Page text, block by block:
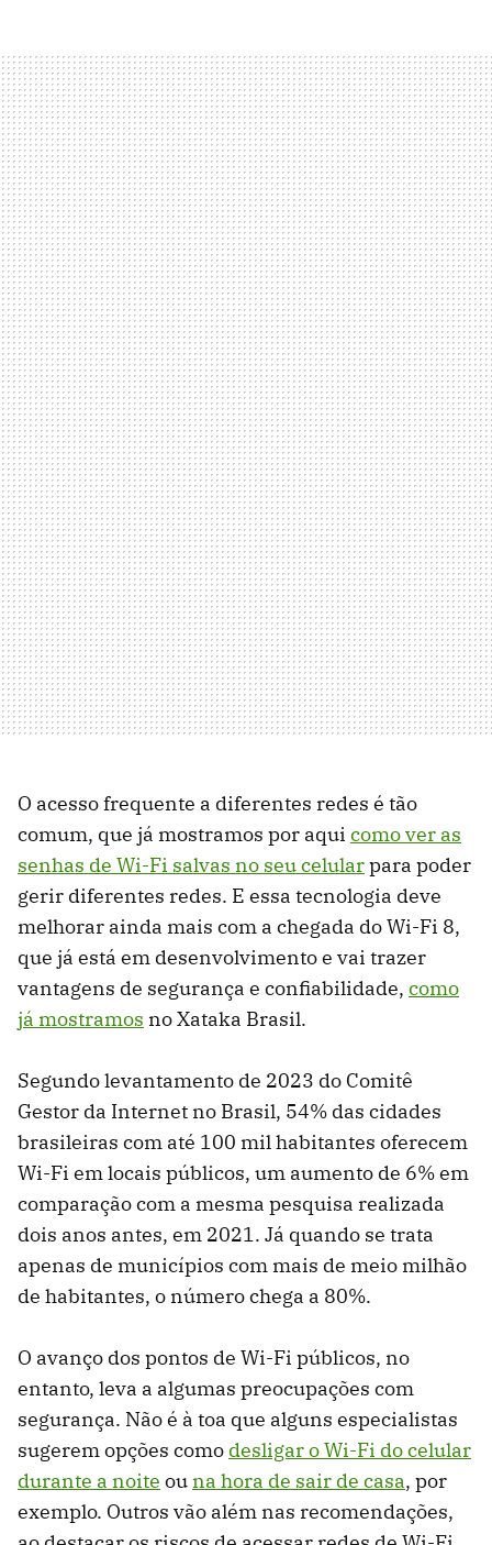
O acesso frequente a diferentes redes é tão
comum, que já mostramos por aqui como ver as
senhas de Wi-Fi salvas no seu celularpara poder
gerir diferentes redes. E essa tecnologia deve
melhorar ainda mais com a chegada do Wi-Fi 8,
que já está em desenvolvimento e vai trazer
vantagens de segurança e confiabilidade, como
já mostramos no Xataka Brasil.
Segundo levantamento de 2023 do Comitê
Gestor da Internet no Brasil, 54% das cidades
brasileiras com até 100 mil habitantes oferecem
Wi-Fi em locais públicos, um aumento de 6% em
comparação com a mesma pesquisa realizada
dois anos antes, em 2021. Já quando se trata
apenas de municípios com mais de meio milhão
de habitantes, o número chega a 80%.
O avanço dos pontos de Wi-Fi públicos, no
entanto, leva a algumas preocupações com
segurança. Não é à toa que alguns especialistas
sugerem opções como desligar o Wi-Fi do celular
durante a noite ouna hora de sair de casa, por
exemplo. Outros vão além nas recomendações,